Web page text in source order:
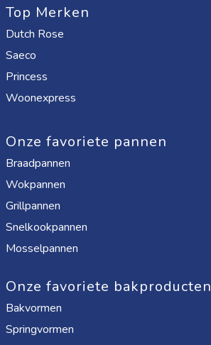
Top Merken
Dutch Rose
Saeco
Princess
Woonexpress
Onze favoriete pannen
Braadpannen
Wokpannen
Grillpannen
Snelkookpannen
Mosselpannen
Onze favoriete bakproducten
Bakvormen
Springvormen